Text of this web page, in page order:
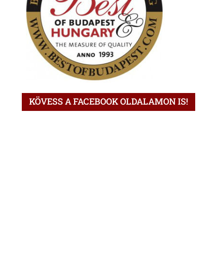
KÖVESS A FACEBOOK OLDALAMON IS!